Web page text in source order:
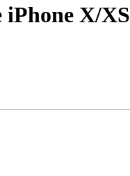
iPhone X/XS